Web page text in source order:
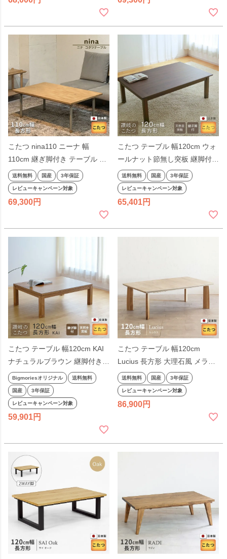
こたつ nina110 ニーナ 幅
110cm 継ぎ脚付き テーブル ロ
ーテーブル センターテーブル
洋風 北欧系 高さ調節 ナチュラ
ル シンプル 天然木 節あり 国産
送料無料 国産 3年保証
レビューキャンペーン対象
69,300
こたつ テーブル 幅120cm ウォ
ールナット節無し突板 継脚付き
長方形 軽量 シンプル 天然木 ナ
チュラル 日本製 国産 日本製
送料無料 国産 3年保証
レビューキャンペーン対象
65,401
こたつ テーブル 幅120cm KAI
ナチュラルブラウン 継脚付き
長方形 軽量 丈夫 シンプル 天然
木 ナチュラル カイ 日本製 国産
Bigmoriesオリジナル 送料無料
国産 3年保証
レビューキャンペーン対象
59,901
こたつ テーブル 幅120cm
Lucius 長方形 大理石風 メラミ
ン天板 おしゃれ ナチュラル 高
級感 洋風 日美 国産 日本製
送料無料 国産 3年保証
レビューキャンペーン対象
86,900